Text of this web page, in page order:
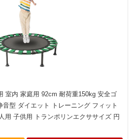
室内 家庭用 92cm 耐荷重150kg 安全ゴ
型 ダイエット トレーニング フィット
用 子供用 トランポリンエクササイズ 円